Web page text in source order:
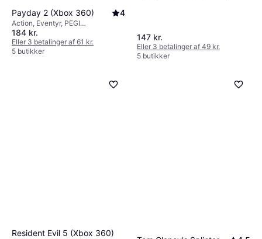
Payday 2 (Xbox 360) 4
Action, Eventyr, PEGI
aldersmærkning: 18
184 kr.
Eller 3 betalinger af 61 kr.
5 butikker
147 kr.
Eller 3 betalinger af 49 kr.
5 butikker
Resident Evil 5 (Xbox 360)